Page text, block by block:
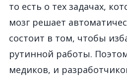
то есть о тех задачах,
мозг решает
состоит в том, чтобы
рутинной работы.
медиков, и